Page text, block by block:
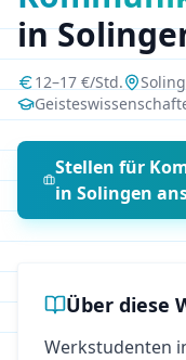
in
12–17 €/Std.
Stellen für
inSolingen
Über diese
Werkstudenten